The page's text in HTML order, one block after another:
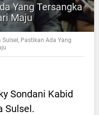
Yang Tersangka
Maju
Sulsel, Pastikan Ada Yang
Sondani Kabid
Sulsel.